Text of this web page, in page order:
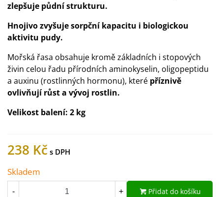
zlepšuje půdní strukturu.
Hnojivo zvyšuje sorpční kapacitu i biologickou
aktivitu pudy.
Mořská řasa obsahuje kromě základních i stopových
živin celou řadu přírodních aminokyselin, oligopeptidu
a auxinu (rostlinných hormonu), které příznivě
ovlivňují růst a vývoj rostlin.
Velikost balení: 2 kg
238 Kč
Skladem
- + Přidat do košíku